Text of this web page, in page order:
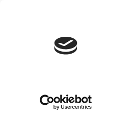
Cărți după tipologie
Cărți Dezvoltare Personală
Cărți Familie & Cuplu